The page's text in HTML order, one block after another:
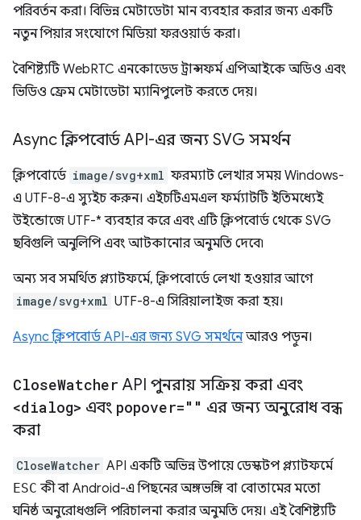
পরিবর্তন করা। বিভিন্ন মেটাডেটা মান ব্যবহার করার জন্য একটি
নতুন পিয়ার সংযোগে মিডিয়া ফরওয়ার্ড করা।
বৈশিষ্ট্যটি WebRTC এনকোডেড ট্রান্সফর্ম এপিআইকে অডিও এবং
ভিডিও ফ্রেম মেটাডেটা ম্যানিপুলেট করতে দেয়।
Async ক্লিপবোর্ড API-এর জন্য SVG সমর্থন
ক্লিপবোর্ডে image/svg+xml ফরম্যাট লেখার সময় Windows-
এ UTF-8-এ স্যুইচ করুন। এইচটিএমএল ফর্ম্যাটটি ইতিমধ্যেই
উইন্ডোজে UTF-* ব্যবহার করে এবং এটি ক্লিপবোর্ড থেকে SVG
ছবিগুলি অনুলিপি এবং আটকানোর অনুমতি দেবে৷
অন্য সব সমর্থিত প্ল্যাটফর্মে, ক্লিপবোর্ডে লেখা হওয়ার আগে
image/svg+xml UTF-8-এ সিরিয়ালাইজ করা হয়।
Async ক্লিপবোর্ড API-এর জন্য SVG সমর্থনেআরও পড়ুন।
CloseWatcher API পুনরায় সক্রিয় করা এবং
<dialog> এবং popover="" এর জন্য অনুরোধ বন্ধ
করা
CloseWatcher API একটি অভিন্ন উপায়ে ডেস্কটপ প্ল্যাটফর্মে
ESC কী বা Android-এ পিছনের অঙ্গভঙ্গি বা বোতামের মতো
ঘনিষ্ঠ অনুরোধগুলি পরিচালনা করার অনুমতি দেয়। এই বৈশিষ্ট্যটি